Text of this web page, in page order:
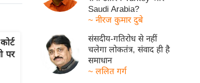
पर
Saudi Arabia?
~ नीरज कुमार दुबे
संसदीय-गतिरोध से नहीं
चलेगा लोकतंत्र, संवाद ही है
समाधान
~ ललित गर्ग